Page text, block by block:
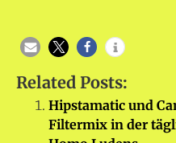
Related Posts:
Hipstamatic und
Filtermix in der